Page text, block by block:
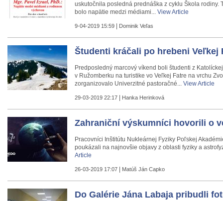
uskutočnila posledná prednáška z cyklu Škola rodiny.
bolo napätie medzi médiami... View Article
9-04-2019 15:59 Dominik Veľas
Študenti kráčali po hrebeni Veľkej
Predposledný marcový víkend boli študenti z
v Ružomberku na turistike vo Veľkej Fatre na vrchu
zorganizovalo Univerzitné pastoračné... View Article
29-03-2019 22:17 Hanka Herinková
Zahraniční výskumníci hovorili o
Pracovníci Inštitútu Nukleárnej Fyziky Poľskej
poukázali na najnovšie objavy z oblasti fyziky a
Article
26-03-2019 17:07 Matúš Ján Capko
Do Galérie Jána Labaja pribudli